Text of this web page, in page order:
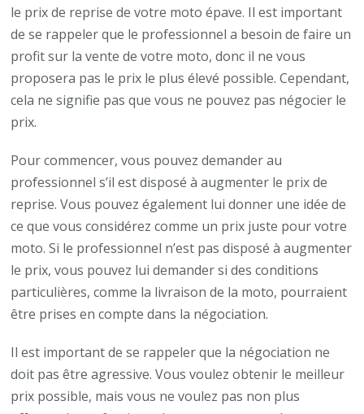
le prix de reprise de votre moto épave. Il est important
de se rappeler que le professionnel a besoin de faire un
profit sur la vente de votre moto, donc il ne vous
proposera pas le prix le plus élevé possible. Cependant,
cela ne signifie pas que vous ne pouvez pas négocier le
prix.
Pour commencer, vous pouvez demander au
professionnel s’il est disposé à augmenter le prix de
reprise. Vous pouvez également lui donner une idée de
ce que vous considérez comme un prix juste pour votre
moto. Si le professionnel n’est pas disposé à augmenter
le prix, vous pouvez lui demander si des conditions
particulières, comme la livraison de la moto, pourraient
être prises en compte dans la négociation.
Il est important de se rappeler que la négociation ne
doit pas être agressive. Vous voulez obtenir le meilleur
prix possible, mais vous ne voulez pas non plus